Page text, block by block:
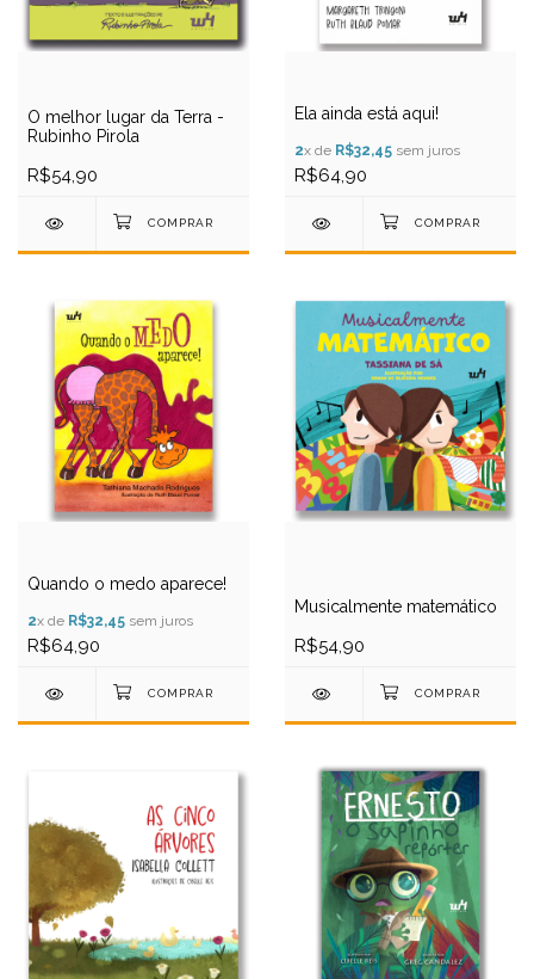
O melhor lugar da Terra -
Rubinho Pirola
R$54,90
Ela ainda está aqui!
2x de R$32,45 sem juros
R$64,90
Quando o medo aparece!
2x de R$32,45 sem juros
R$64,90
Musicalmente matemático
R$54,90